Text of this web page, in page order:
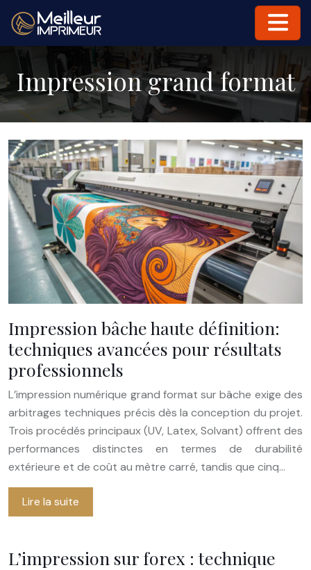
Impression grand format
Impression bâche haute définition:
techniques avancées pour résultats
professionnels
L’impression numérique grand format sur bâche exige des
arbitrages techniques précis dès la conception du projet.
Trois procédés principaux (UV, Latex, Solvant) offrent des
performances distinctes en termes de durabilité
extérieure et de coût au mètre carré, tandis que cinq…
Lire la suite
L’impression sur forex : technique